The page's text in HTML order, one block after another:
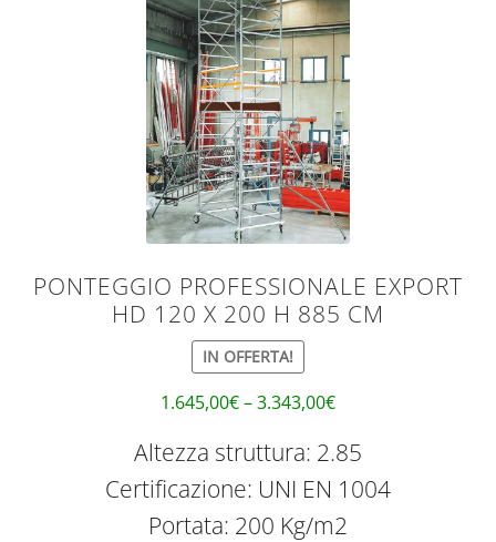
PONTEGGIO PROFESSIONALE EXPORT
HD 120 X 200 H 885 CM
IN OFFERTA!
1.645,00€–3.343,00€
Altezza struttura: 2.85
Certificazione: UNI EN 1004
Portata: 200 Kg/m2